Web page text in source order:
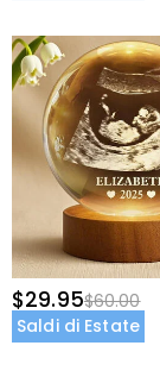
Informazioni di
Alimentazione
$29.95$60.00
Saldi di Estate